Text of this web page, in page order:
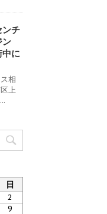
ンチ
ン
中に
相
上
日
2
9